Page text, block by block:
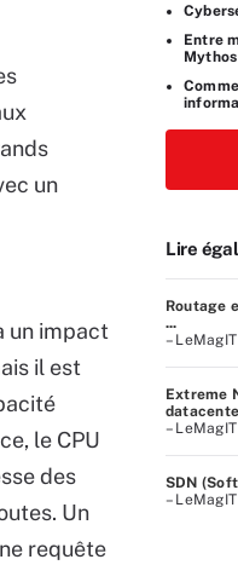
un
un impact
il est
le CPU
des
Un
requête
Entre
Lire
Routage
...
– LeMagIT
Extreme
– LeMagIT
SDN
– LeMagIT